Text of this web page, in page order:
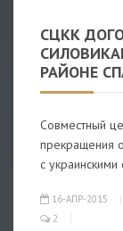
СЦКК
РАЙОНЕ
Совместный
прекращения
с
16-АПР-2015
2